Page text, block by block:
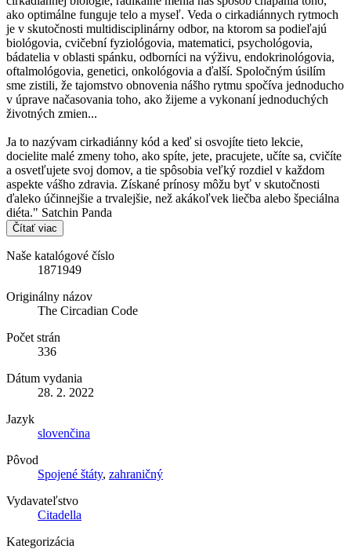
ako optimálne funguje telo a myseľ. Veda o cirkadiánnych rytmoch
je v skutočnosti multidisciplinárny odbor, na ktorom sa podieľajú
biológovia, cvičební fyziológovia, matematici, psychológovia,
bádatelia v oblasti spánku, odborníci na výživu, endokrinológovia,
oftalmológovia, genetici, onkológovia a ďalší. Spoločným úsilím
sme zistili, že tajomstvo obnovenia nášho rytmu spočíva jednoducho
v úprave načasovania toho, ako žijeme a vykonaní jednoduchých
životných zmien...
Ja to nazývam cirkadiánny kód a keď si osvojíte tieto lekcie,
docielite malé zmeny toho, ako spíte, jete, pracujete, učíte sa, cvičíte
a osvetľujete svoj domov, a tie spôsobia veľký rozdiel v každom
aspekte vášho zdravia. Získané prínosy môžu byť v skutočnosti
ďaleko účinnejšie a trvalejšie, než akákoľvek liečba alebo špeciálna
diéta." Satchin Panda
Čítať viac
Naše katalógové číslo
1871949
Originálny názov
The Circadian Code
Počet strán
336
Dátum vydania
28. 2. 2022
Jazyk
slovenčina
Pôvod
Spojené štáty, zahraničný
Vydavateľstvo
Citadella
Kategorizácia